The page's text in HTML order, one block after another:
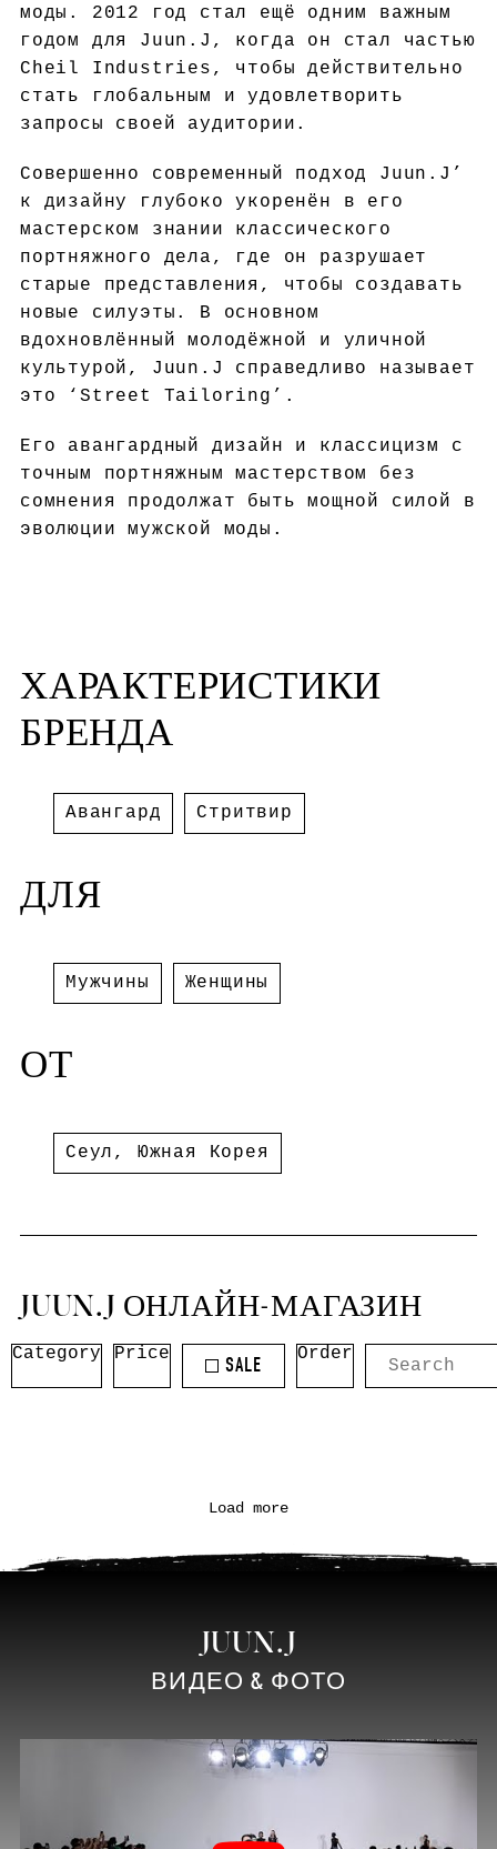
моды. 2012 год стал ещё одним важным
годом для Juun.J, когда он стал частью
Cheil Industries, чтобы действительно
стать глобальным и удовлетворить
запросы своей аудитории.
Совершенно современный подход Juun.J’
к дизайну глубоко укоренён в его
мастерском знании классического
портняжного дела, где он разрушает
старые представления, чтобы создавать
новые силуэты. В основном
вдохновлённый молодёжной и уличной
культурой, Juun.J справедливо называет
это ‘Street Tailoring’.
Его авангардный дизайн и классицизм с
точным портняжным мастерством без
сомнения продолжат быть мощной силой в
эволюции мужской моды.
ХАРАКТЕРИСТИКИ
БРЕНДА
Авангард Стритвир
ДЛЯ
Мужчины Женщины
ОТ
Сеул , Южная Корея
JUUN.J ОНЛАЙН-МАГАЗИН
Category Price SALE Order
Load more
JUUN.J
ВИДЕО & ФОТО